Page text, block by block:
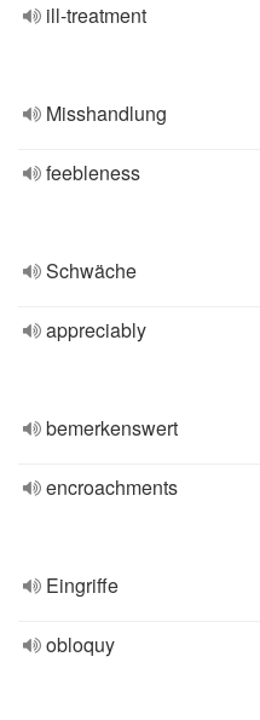
ill-treatment
Misshandlung
feebleness
Schwäche
appreciably
bemerkenswert
encroachments
Eingriffe
obloquy